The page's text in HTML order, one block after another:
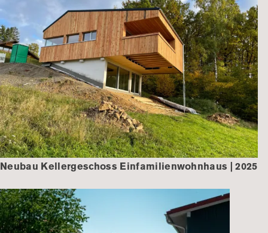
Neubau Kellergeschoss Einfamilienwohnhaus | 2025